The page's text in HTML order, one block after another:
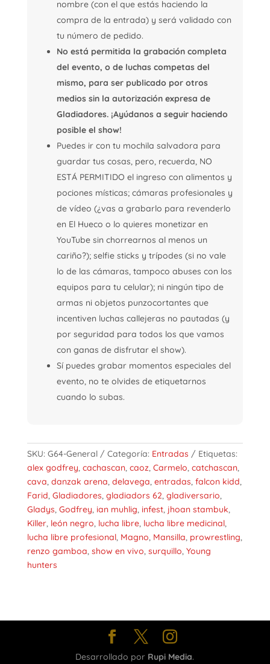
nombre (con el que estás haciendo la
compra de la entrada) y será validado con
tu número de pedido.
No está permitida la grabación completa
del evento, o de luchas competas del
mismo, para ser publicado por otros
medios sin la autorización expresa de
Gladiadores. ¡Ayúdanos a seguir haciendo
posible el show!
Puedes ir con tu mochila salvadora para
guardar tus cosas, pero, recuerda, NO
ESTÁ PERMITIDO el ingreso con alimentos y
pociones místicas; cámaras profesionales y
de vídeo (¿vas a grabarlo para revenderlo
en El Hueco o lo quieres monetizar en
YouTube sin chorrearnos al menos un
cariño?); selfie sticks y trípodes (si no vale
lo de las cámaras, tampoco abuses con los
equipos para tu celular); ni ningún tipo de
armas ni objetos punzocortantes que
incentiven luchas callejeras no pautadas (y
por seguridad para todos los que vamos
con ganas de disfrutar el show).
Sí puedes grabar momentos especiales del
evento, no te olvides de etiquetarnos
cuando lo subas.
SKU: G64-General Categoría: Entradas
Etiquetas:
alex godfrey, cachascan, caoz, Carmelo, catchascan,
cava, danzak arena, delavega, entradas, falcon kidd,
Farid, Gladiadores, gladiadors 62, gladiversario,
Gladys, Godfrey, ian muhlig, infest, jhoan stambuk,
Killer, león negro, lucha libre, lucha libre medicinal,
lucha libre profesional, Magno, Mansilla, prowrestling,
renzo gamboa, show en vivo, surquillo, Young
hunters
Desarrollado por Rupi Media.